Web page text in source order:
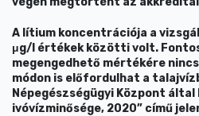
A lítium koncentrációja a
μg/l értékek közötti volt.
megengedhető mértékére
módon is előfordulhat a
Népegészségügyi Központ
ivóvízminősége, 2020” című